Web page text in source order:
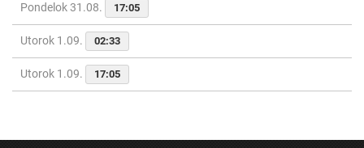
Pondelok 31.08. 17:05
Utorok 1.09. 02:33
Utorok 1.09. 17:05